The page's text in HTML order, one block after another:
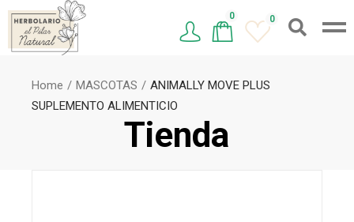
0 0
Tienda
Home MASCOTAS
ANIMALLY MOVE PLUS
SUPLEMENTO ALIMENTICIO